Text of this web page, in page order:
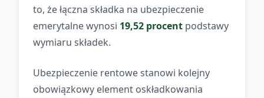
to, że łączna składka na ubezpieczenie
emerytalne wynosi 19,52 procent podstawy
wymiaru składek.
Ubezpieczenie rentowe stanowi kolejny
obowiązkowy element oskładkowania